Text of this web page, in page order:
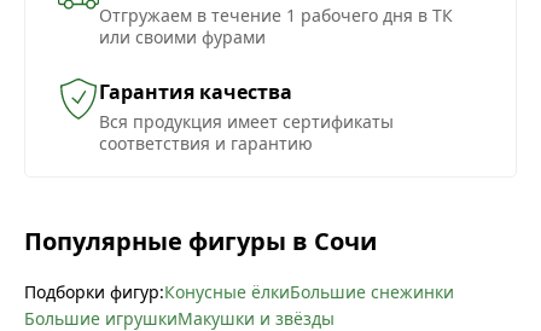
Отгружаем в течение 1 рабочего дня в ТК
или своими фурами
Гарантия качества
Вся продукция имеет сертификаты
соответствия и гарантию
Популярные фигуры в Сочи
Подборки фигур:Конусные ёлкиБольшие снежинки
Большие игрушкиМакушки и звёзды